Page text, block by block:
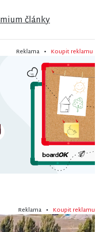
články
Reklama • Koupit reklamu
Reklama • Koupit reklamu